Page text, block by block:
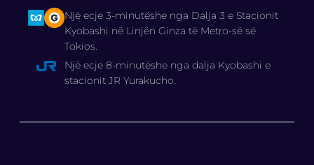
Një ecje 3-minutëshe nga Dalja 3 e Stacionit
Kyobashi në Linjën Ginza të Metro-së së
Tokios.
Një ecje 8-minutëshe nga dalja Kyobashi e
stacionit JR Yurakucho.